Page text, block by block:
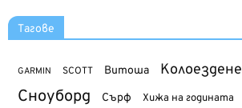
Тагове
GARMIN SCOTT Витоша Колоездене
Сноуборд Сърф Хижа на годината